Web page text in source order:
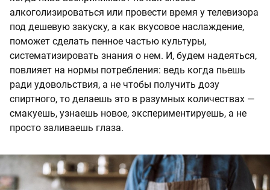
алкоголизироваться или провести время у телевизора
под дешевую закуску, а как вкусовое наслаждение,
поможет сделать пенное частью культуры,
систематизировать знания о нем. И, будем надеяться,
повлияет на нормы потребления: ведь когда пьешь
ради удовольствия, а не чтобы получить дозу
спиртного, то делаешь это в разумных количествах —
смакуешь, узнаешь новое, экспериментируешь, а не
просто заливаешь глаза.